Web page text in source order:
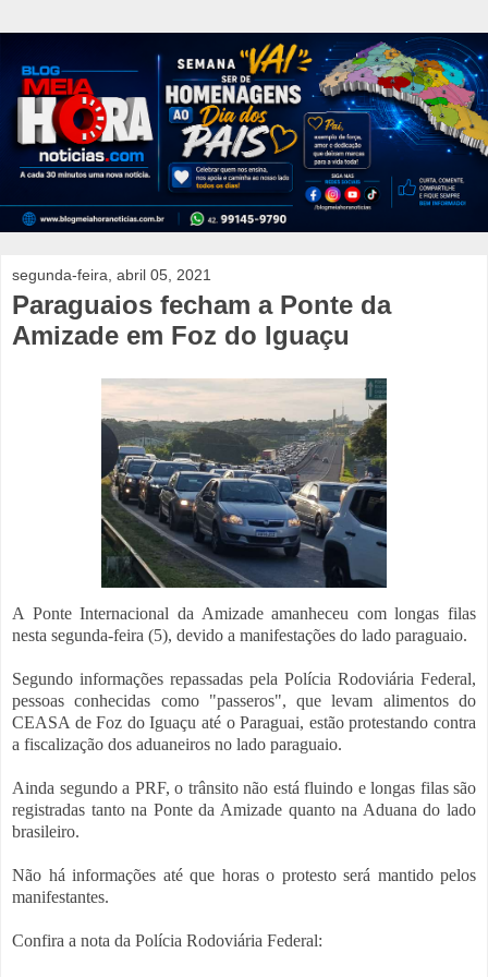
segunda-feira, abril 05, 2021
Paraguaios fecham a Ponte da
Amizade em Foz do Iguaçu
A Ponte Internacional da Amizade amanheceu com longas filas
nesta segunda-feira (5), devido a manifestações do lado paraguaio.
Segundo informações repassadas pela Polícia Rodoviária Federal,
pessoas conhecidas como "passeros", que levam alimentos do
CEASA de Foz do Iguaçu até o Paraguai, estão protestando contra
a fiscalização dos aduaneiros no lado paraguaio.
Ainda segundo a PRF, o trânsito não está fluindo e longas filas são
registradas tanto na Ponte da Amizade quanto na Aduana do lado
brasileiro.
Não há informações até que horas o protesto será mantido pelos
manifestantes.
Confira a nota da Polícia Rodoviária Federal: